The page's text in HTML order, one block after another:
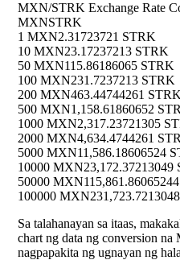
MXN/STRK Exchange Rate
MXNSTRK
1 MXN2.31723721 STRK
10 MXN23.17237213 STRK
50 MXN115.86186065 STRK
100 MXN231.7237213 STRK
200 MXN463.44744261
500 MXN1,158.61860652
1000 MXN2,317.23721305
2000 MXN4,634.4744261
5000 MXN11,586.18606524
10000 MXN23,172.37213049
50000 MXN
100000 MXN
Sa talahanayan sa itaas,
chart ng data ng conversion
nagpapakita ng ugnayan ng